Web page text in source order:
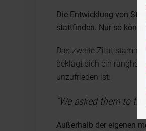
Die Entwicklung von
stattfinden. Nur so
Das zweite Zitat stammt
beklagt sich ein
unzufrieden ist:
“We asked them to
Außerhalb der eigenen